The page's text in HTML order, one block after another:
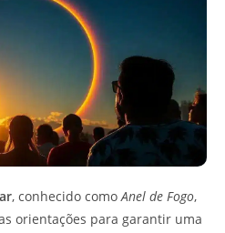
, conhecido comoAnel de Fogo,
orientações para garantir uma